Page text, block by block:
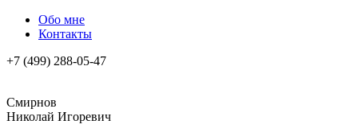
Обо мне
Контакты
+7 (499) 288-05-47
Смирнов
Николай Игоревич